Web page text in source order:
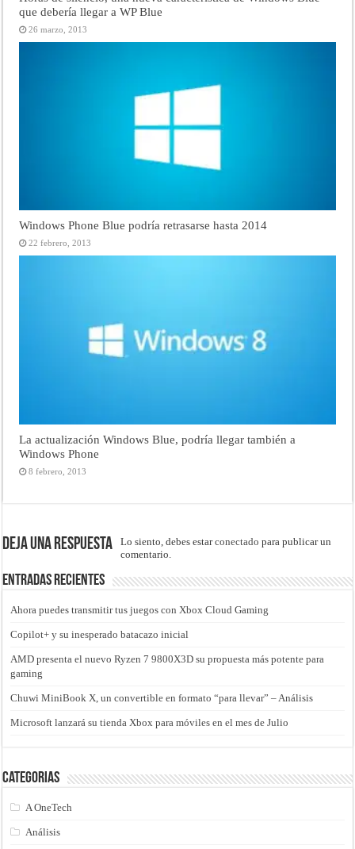
que debería llegar a WP Blue
26 marzo, 2013
Windows Phone Blue podría retrasarse hasta 2014
22 febrero, 2013
La actualización Windows Blue, podría llegar también a
Windows Phone
8 febrero, 2013
Deja una respuesta Lo siento, debes estarconectado para publicar un
comentario.
Entradas recientes
Ahora puedes transmitir tus juegos con Xbox Cloud Gaming
Copilot+ y su inesperado batacazo inicial
AMD presenta el nuevo Ryzen 7 9800X3D su propuesta más potente para
gaming
Chuwi MiniBook X, un convertible en formato “para llevar” – Análisis
Microsoft lanzará su tienda Xbox para móviles en el mes de Julio
Categorias
A OneTech
Análisis